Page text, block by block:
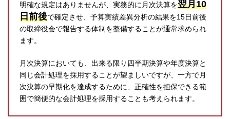
明確な規定はありませんが、実務的に月次決算を翌月10
日前後で確定させ、予算実績差異分析の結果を15日前後
の取締役会で報告する体制を整備することが通常求められ
ます。
月次決算においても、出来る限り四半期決算や年度決算と
同じ会計処理を採用することが望ましいですが、一方で月
次決算の早期化を達成するために、正確性を担保できる範
囲で簡便的な会計処理を採用することも考えられます。